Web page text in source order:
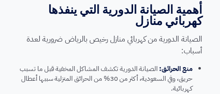
أهمية الصيانة الدورية التي ينفذها
كهربائي منازل
الصيانة الدورية من كهربائي منازل رخيص بالرياض ضرورية لعدة
أسباب:
منع الحرائق: الصيانة الدورية تكشف المشاكل المخفية قبل ما تسبب
حريق، وفي السعودية، أكثر من 30% من الحرائق المنزلية سببها أعطال
كهربائية.